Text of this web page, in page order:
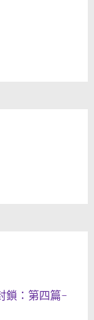
鎖：第四篇-